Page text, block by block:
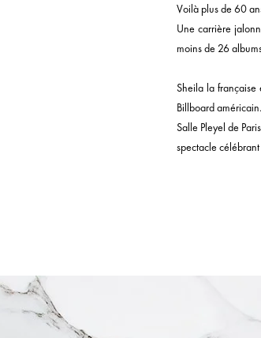
Voilà plus de 60
Une carrière
moins de 26
Sheila la française
Billboard
Salle Pleyel de
spectacle